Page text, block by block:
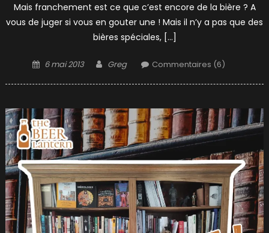
Mais franchement est ce que c’est encore de la bière ? A
vous de juger si vous en gouter une ! Mais il n’y a pas que des
bières spéciales, […]
Posted
6 mai 2013 Author
Greg Commentaires (6)